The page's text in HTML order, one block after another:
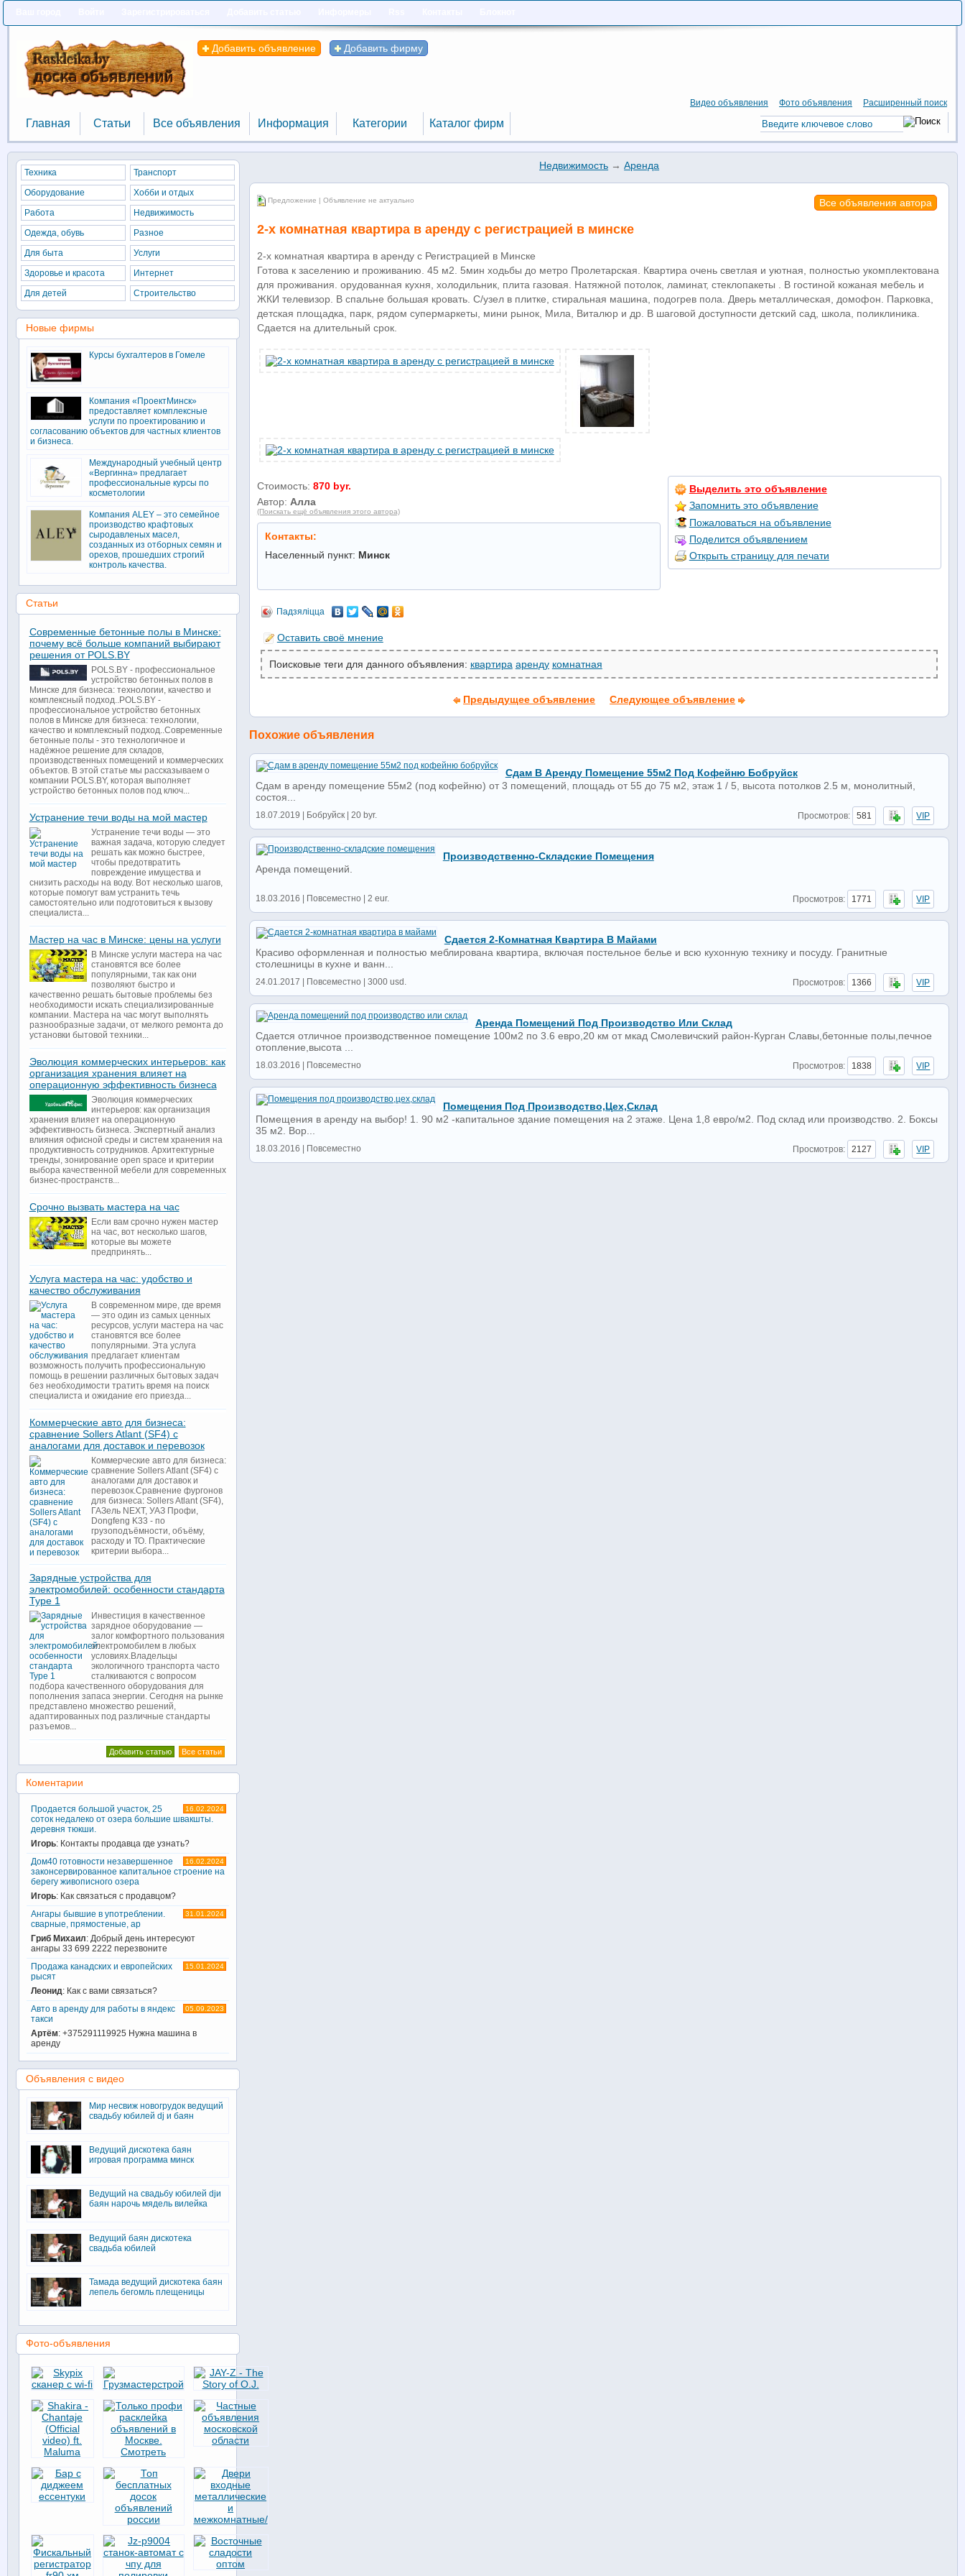
Добавить объявление Добавить фирму
Видео объявления Фото объявления Расширенный поиск
Главная
Главная
Статьи
Статьи
Все объявления
Все объявления
Информация Категории Каталог фирм
Недвижимость →Аренда
Все объявления автора
Предложение | Объявление не актуально
2-х комнатная квартира в аренду с регистрацией в минске
2-х комнатная квартира в аренду с Регистрацией в Минске
Готова к заселению и проживанию. 45 м2. 5мин ходьбы до метро Пролетарская. Квартира очень светлая и уютная, полностью укомплектована
для проживания. орудованная кухня, холодильник, плита газовая. Натяжной потолок, ламинат, стеклопакеты . В гостиной кожаная мебель и
ЖКИ телевизор. В спальне большая кровать. С/узел в плитке, стиральная машина, подогрев пола. Дверь металлическая, домофон. Парковка,
детская площадка, парк, рядом супермаркеты, мини рынок, Мила, Виталюр и др. В шаговой доступности детский сад, школа, поликлиника.
Сдается на длительный срок.
Стоимость: 870 byr.
Автор: Алла
(Поискать ещё объявления этого автора)
Контакты:
Населенный пункт: Минск
Выделить это объявление
Запомнить это объявление
Пожаловаться на объявление
Поделится объявлением
Открыть страницу для печати
Падзяліцца
Оставить своё мнение
Поисковые теги для данного объявления: квартира аренду комнатная
Предыдущее объявление Следующее объявление
Похожие объявления
Сдам В Аренду Помещение 55м2 Под Кофейню Бобруйск
Сдам в аренду помещение 55м2 (под кофейню) от 3 помещений, площадь от 55 до 75 м2, этаж 1 / 5, высота потолков 2.5 м, монолитный,
состоя...
18.07.2019 | Бобруйск | 20 byr. Просмотров: 581 VIP
Производственно-Складские Помещения
Аренда помещений.
18.03.2016 | Повсеместно | 2 eur. Просмотров: 1771 VIP
Сдается 2-Комнатная Квартира В Майами
Красиво оформленная и полностью меблирована квартира, включая постельное белье и всю кухонную технику и посуду. Гранитные
столешницы в кухне и ванн...
24.01.2017 | Повсеместно | 3000 usd. Просмотров: 1366 VIP
Аренда Помещений Под Производство Или Склад
Сдается отличное производственное помещение 100м2 по 3.6 евро,20 км от мкад Смолевичский район-Курган Славы,бетонные полы,печное
отопление,высота ...
18.03.2016 | Повсеместно Просмотров: 1838 VIP
Помещения Под Производство,цех,склад
Помещения в аренду на выбор! 1. 90 м2 -капитальное здание помещения на 2 этаже. Цена 1,8 евро/м2. Под склад или производство. 2. Боксы
35 м2. Вор...
18.03.2016 | Повсеместно Просмотров: 2127 VIP
Техника
Транспорт
Оборудование
Хобби и отдых
Работа
Недвижимость
Одежда, обувь
Разное
Для быта
Услуги
Здоровье и красота
Интернет
Для детей
Строительство
Новые фирмы
Курсы бухгалтеров в Гомеле
Компания «ПроектМинск»
предоставляет комплексные
услуги по проектированию и
согласованию объектов для частных клиентов
и бизнеса.
Международный учебный центр
«Вергинна» предлагает
профессиональные курсы по
косметологии
Компания ALEY – это семейное
производство крафтовых
сыродавленых масел,
созданных из отборных семян и
орехов, прошедших строгий
контроль качества.
Статьи
Современные бетонные полы в Минске:
почему всё больше компаний выбирают
решения от POLS.BY
POLS.BY - профессиональное
устройство бетонных полов в
Минске для бизнеса: технологии, качество и
комплексный подход..POLS.BY -
профессиональное устройство бетонных
полов в Минске для бизнеса: технологии,
качество и комплексный подход..Современные
бетонные полы - это технологичное и
надёжное решение для складов,
производственных помещений и коммерческих
объектов. В этой статье мы рассказываем о
компании POLS.BY, которая выполняет
устройство бетонных полов под ключ...
Устранение течи воды на мой мастер
Устранение течи воды — это
важная задача, которую следует
решать как можно быстрее,
чтобы предотвратить
повреждение имущества и
снизить расходы на воду. Вот несколько шагов,
которые помогут вам устранить течь
самостоятельно или подготовиться к вызову
специалиста...
Мастер на час в Минске: цены на услуги
В Минске услуги мастера на час
становятся все более
популярными, так как они
позволяют быстро и
качественно решать бытовые проблемы без
необходимости искать специализированные
компании. Мастера на час могут выполнять
разнообразные задачи, от мелкого ремонта до
установки бытовой техники...
Эволюция коммерческих интерьеров: как
организация хранения влияет на
операционную эффективность бизнеса
Эволюция коммерческих
интерьеров: как организация
хранения влияет на операционную
эффективность бизнеса. Экспертный анализ
влияния офисной среды и систем хранения на
продуктивность сотрудников. Архитектурные
тренды, зонирование open space и критерии
выбора качественной мебели для современных
бизнес-пространств...
Срочно вызвать мастера на час
Если вам срочно нужен мастер
на час, вот несколько шагов,
которые вы можете
предпринять...
Услуга мастера на час: удобство и
качество обслуживания
В современном мире, где время
— это один из самых ценных
ресурсов, услуги мастера на час
становятся все более
популярными. Эта услуга
предлагает клиентам
возможность получить профессиональную
помощь в решении различных бытовых задач
без необходимости тратить время на поиск
специалиста и ожидание его приезда...
Коммерческие авто для бизнеса:
сравнение Sollers Atlant (SF4) с
аналогами для доставок и перевозок
Коммерческие авто для бизнеса:
сравнение Sollers Atlant (SF4) с
аналогами для доставок и
перевозок.Сравнение фургонов
для бизнеса: Sollers Atlant (SF4),
ГАЗель NEXT, УАЗ Профи,
Dongfeng K33 - по
грузоподъёмности, объёму,
расходу и ТО. Практические
критерии выбора...
Зарядные устройства для
электромобилей: особенности стандарта
Type 1
Инвестиция в качественное
зарядное оборудование —
залог комфортного пользования
электромобилем в любых
условиях.Владельцы
экологичного транспорта часто
сталкиваются с вопросом
подбора качественного оборудования для
пополнения запаса энергии. Сегодня на рынке
представлено множество решений,
адаптированных под различные стандарты
разъемов...
Все статьи
Добавить статью
Коментарии
16.02.2024
Продается большой участок, 25
соток недалеко от озера большие швакшты.
деревня тюкши.
Игорь: Контакты продавца где узнать?
16.02.2024
Дом40 готовности незавершенное
законсервированное капитальное строение на
берегу живописного озера
Игорь: Как связаться с продавцом?
31.01.2024
Ангары бывшие в употреблении.
сварные, прямостеные, ар
Гриб Михаил: Добрый день интересуют
ангары 33 699 2222 перезвоните
15.01.2024
Продажа канадских и европейских
рысят
Леонид: Как с вами связаться?
05.09.2023
Авто в аренду для работы в яндекс
такси
Артём: +375291119925 Нужна машина в
аренду
Объявления с видео
Мир несвиж новогрудок ведущий
свадьбу юбилей dj и баян
Ведущий дискотека баян
игровая программа минск
Ведущий на свадьбу юбилей djи
баян нарочь мядель вилейка
Ведущий баян дискотека
свадьба юбилей
Тамада ведущий дискотека баян
лепель бегомль плещеницы
Фото-объявления